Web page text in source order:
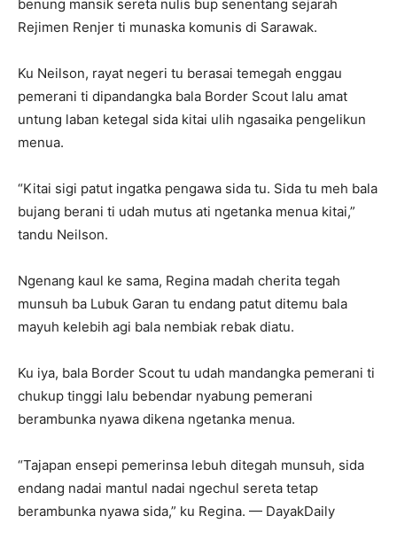
benung mansik sereta nulis bup senentang sejarah
Rejimen Renjer ti munaska komunis di Sarawak.
Ku Neilson, rayat negeri tu berasai temegah enggau
pemerani ti dipandangka bala Border Scout lalu amat
untung laban ketegal sida kitai ulih ngasaika pengelikun
menua.
“Kitai sigi patut ingatka pengawa sida tu. Sida tu meh bala
bujang berani ti udah mutus ati ngetanka menua kitai,”
tandu Neilson.
Ngenang kaul ke sama, Regina madah cherita tegah
munsuh ba Lubuk Garan tu endang patut ditemu bala
mayuh kelebih agi bala nembiak rebak diatu.
Ku iya, bala Border Scout tu udah mandangka pemerani ti
chukup tinggi lalu bebendar nyabung pemerani
berambunka nyawa dikena ngetanka menua.
“Tajapan ensepi pemerinsa lebuh ditegah munsuh, sida
endang nadai mantul nadai ngechul sereta tetap
berambunka nyawa sida,” ku Regina. — DayakDaily